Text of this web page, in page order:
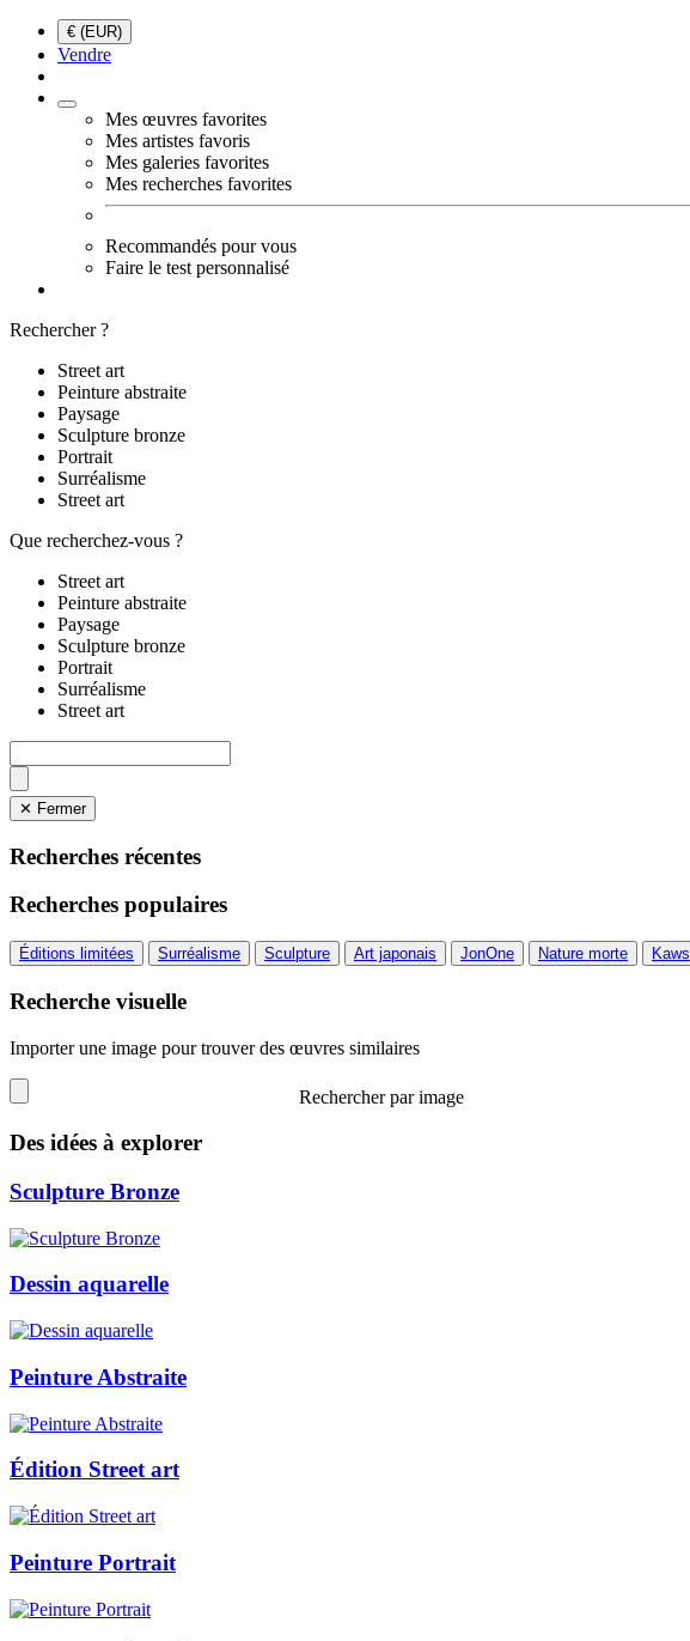
€ (EUR)
Vendre
Mes œuvres favorites
Mes artistes favoris
Mes galeries favorites
Mes recherches favorites
Recommandés pour vous
Faire le test personnalisé
Rechercher ?
Street art
Peinture abstraite
Paysage
Sculpture bronze
Portrait
Surréalisme
Street art
Que recherchez-vous ?
Street art
Peinture abstraite
Paysage
Sculpture bronze
Portrait
Surréalisme
Street art
✕ Fermer
Recherches récentes
Recherches populaires
Éditions limitées Surréalisme Sculpture Art japonais JonOne Nature morte Kaws
Recherche visuelle
Importer une image pour trouver des œuvres similaires
Rechercher par image
Des idées à explorer
Sculpture Bronze
Dessin aquarelle
Peinture Abstraite
Édition Street art
Peinture Portrait